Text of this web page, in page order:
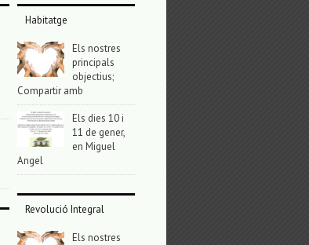
Habitatge
Els nostres
principals
objectius;
Compartir amb
Els dies 10 i
11 de gener,
en Miguel
Angel
Revolució Integral
Els nostres